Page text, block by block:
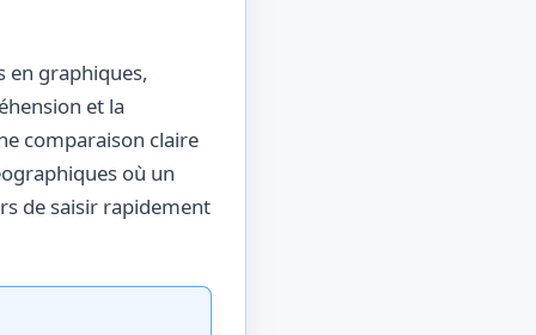
en graphiques,
et la
comparaison claire
où un
de saisir rapidement